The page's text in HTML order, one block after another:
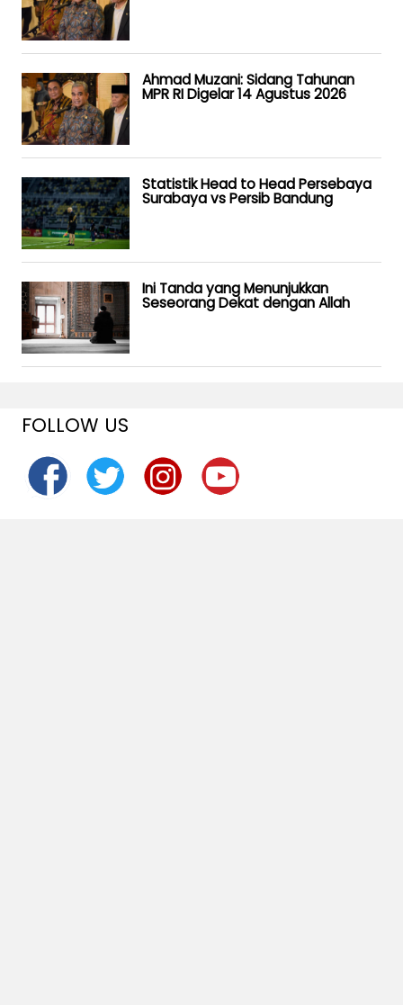
Ahmad Muzani: Sidang Tahunan
MPR RI Digelar 14 Agustus 2026
Statistik Head to Head Persebaya
Surabaya vs Persib Bandung
Ini Tanda yang Menunjukkan
Seseorang Dekat dengan Allah
FOLLOW US